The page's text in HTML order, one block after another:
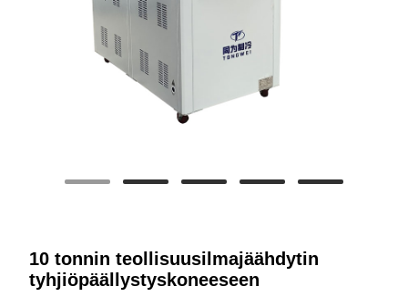
10 tonnin teollisuusilmajäähdytin
tyhjiöpäällystyskoneeseen